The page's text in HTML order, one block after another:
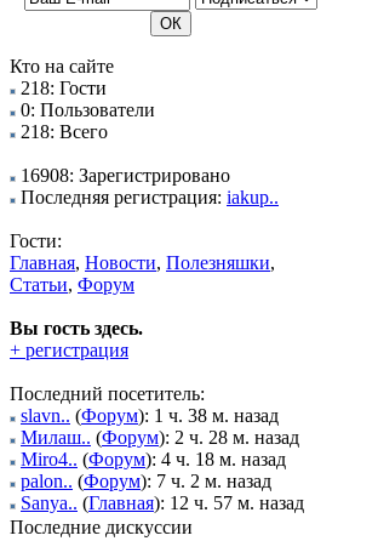
Кто на сайте
218: Гости
0: Пользователи
218: Всего
16908: Зарегистрировано
Последняя регистрация: iakup..
Гости:
Главная, Новости, Полезняшки,
Статьи, Форум
Вы гость здесь.
+ регистрация
Последний посетитель:
slavn.. (Форум): 1 ч. 38 м. назад
Милаш.. (Форум): 2 ч. 28 м. назад
Miro4.. (Форум): 4 ч. 18 м. назад
palon.. (Форум): 7 ч. 2 м. назад
Sanya.. (Главная): 12 ч. 57 м. назад
Последние дискуссии